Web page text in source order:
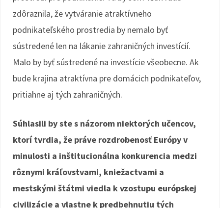
zdôraznila, že vytváranie atraktívneho
podnikateľského prostredia by nemalo byť
sústredené len na lákanie zahraničných investícií.
Malo by byť sústredené na investície všeobecne. Ak
bude krajina atraktívna pre domácich podnikateľov,
pritiahne aj tých zahraničných.
Súhlasili by ste s názorom niektorých učencov,
ktorí tvrdia, že práve rozdrobenosť Európy v
minulosti a inštitucionálna konkurencia medzi
rôznymi kráľovstvami, kniežactvami a
mestskými štátmi viedla k vzostupu európskej
civilizácie a vlastne k predbehnutiu tých